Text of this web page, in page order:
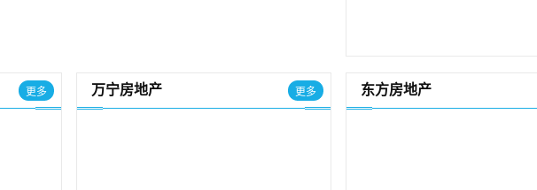
更多 万宁房地产 更多 东方房地产